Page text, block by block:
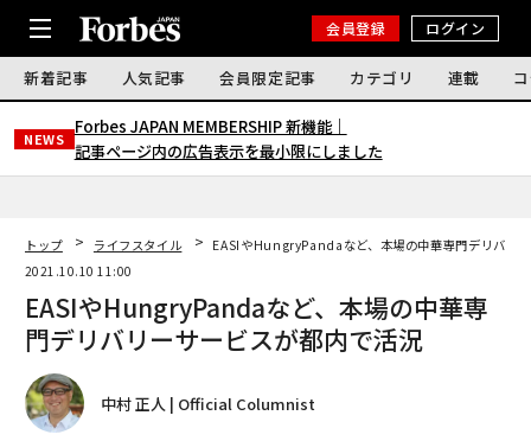
会員登録 ログイン
新着記事 人気記事 会員限定記事 カテゴリ 連載
NEWS
Forbes JAPAN MEMBERSHIP 新機能｜
記事ページ内の広告表示を最小限にしました
トップ ライフスタイル
EASIやHungryPandaなど、本場の中華専門デリバリ
2021.10.10 11:00
EASIやHungryPandaなど、本場の中華専
門デリバリーサービスが都内で活況
中村 正人 | Official Columnist